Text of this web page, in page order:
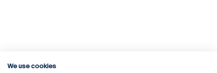
We use cookies